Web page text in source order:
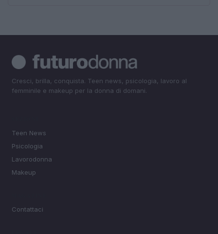
Cresci, brilla, conquista. Teen news, psicologia, lavoro al
femminile e makeup per la donna di domani.
Teen News
Psicologia
Lavorodonna
Makeup
Contattaci